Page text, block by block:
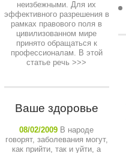
неизбежными. Для их
эффективного разрешения в
рамках правового поля в
цивилизованном мире
принято обращаться к
профессионалам. В этой
статье речь >>>
Ваше здоровье
08/02/2009 В народе
говорят, заболевания могут,
как прийти, так и уйти, а